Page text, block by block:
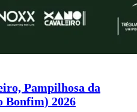
Pampilhosa da
Bonfim) 2026